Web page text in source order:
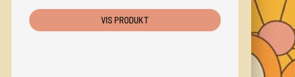
VIS PRODUKT